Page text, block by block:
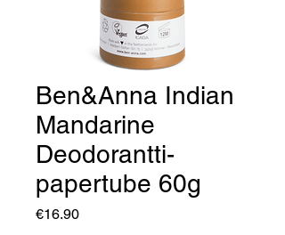
Ben&Anna Indian
Mandarine
Deodorantti-
papertube 60g
€16.90Price